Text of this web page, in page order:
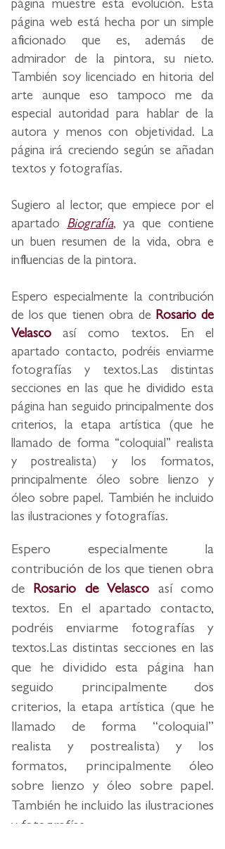
página muestre esta evolución. Esta
página web está hecha por un simple
aficionado que es, además de
admirador de la pintora, su nieto.
También soy licenciado en hitoria del
arte aunque eso tampoco me da
especial autoridad para hablar de la
autora y menos con objetividad. La
página irá creciendo según se añadan
textos y fotografías.
Sugiero al lector, que empiece por el
apartado Biografía, ya que contiene
un buen resumen de la vida, obra e
influencias de la pintora.
Espero especialmente la contribución
de los que tienen obra de Rosario de
Velasco así como textos. En el
apartado contacto, podréis enviarme
fotografías y textos.Las distintas
secciones en las que he dividido esta
página han seguido principalmente dos
criterios, la etapa artística (que he
llamado de forma “coloquial” realista
y postrealista) y los formatos,
principalmente óleo sobre lienzo y
óleo sobre papel. También he incluido
las ilustraciones y fotografías.
Espero especialmente la
contribución de los que tienen obra
de Rosario de Velasco así como
textos. En el apartado contacto,
podréis enviarme fotografías y
textos.Las distintas secciones en las
que he dividido esta página han
seguido principalmente dos
criterios, la etapa artística (que he
llamado de forma “coloquial”
realista y postrealista) y los
formatos, principalmente óleo
sobre lienzo y óleo sobre papel.
También he incluido las ilustraciones
y fotografías.